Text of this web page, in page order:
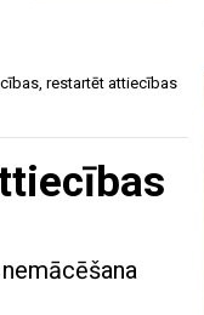
restartēt attiecības